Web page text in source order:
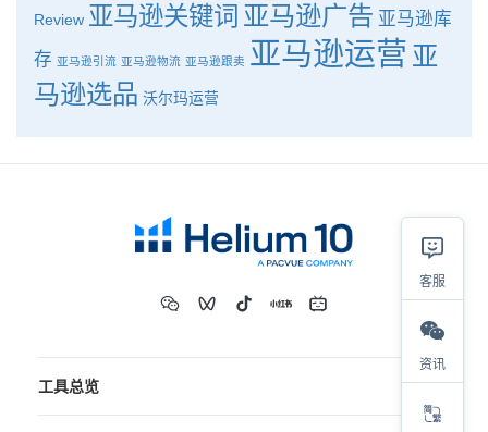
Review 亚马逊关键词 亚马逊广告 亚马逊库
存 亚马逊引流 亚马逊物流 亚马逊跟卖 亚马逊运营 亚
马逊选品 沃尔玛运营
工具总览
客服
资讯